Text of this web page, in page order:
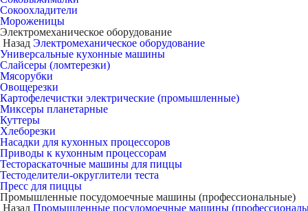
Сокоохладители
Мороженицы
Электромеханическое оборудование
Назад Электромеханическое оборудование
Универсальные кухонные машины
Слайсеры (ломтерезки)
Мясорубки
Овощерезки
Картофелечистки электрические (промышленные)
Миксеры планетарные
Куттеры
Хлеборезки
Насадки для кухонных процессоров
Приводы к кухонным процессорам
Тестораскаточные машины для пиццы
Тестоделители-округлители теста
Пресс для пиццы
Промышленные посудомоечные машины (профессиональные)
Назад Промышленные посудомоечные машины